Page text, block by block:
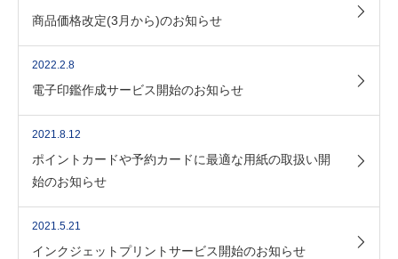
商品価格改定(3月から)のお知らせ
2022.2.8
電子印鑑作成サービス開始のお知らせ
2021.8.12
ポイントカードや予約カードに最適な用紙の取扱い開
始のお知らせ
2021.5.21
インクジェットプリントサービス開始のお知らせ